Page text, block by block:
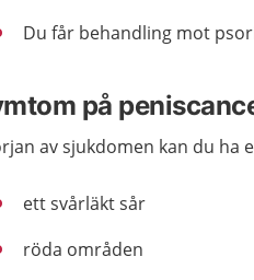
Du får behandling mot
på
av sjukdomen kan du ha
ett svårläkt sår
röda områden